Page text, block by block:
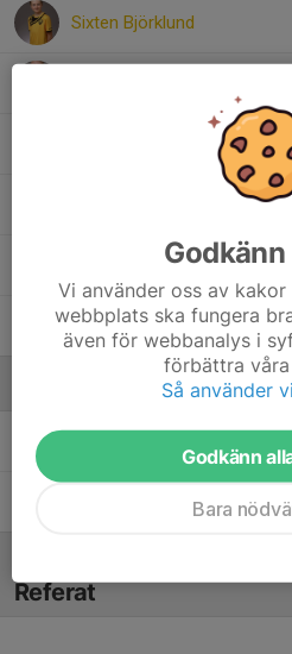
Sixten Björklund
Wiggo Björnholm
Zacharias Andersson
Simon BjörklundLedare
Referat
Vi använder oss av
webbplats ska fungera
även för webbanalys i
förbättra
Så använder
Godkänn
Bara